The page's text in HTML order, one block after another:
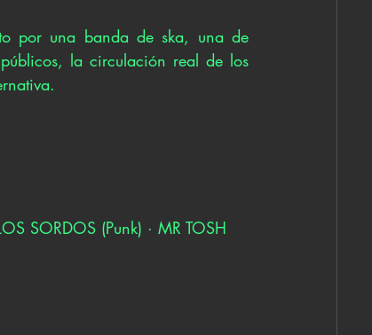
por una banda de ska, una de
la circulación real de los
SORDOS (Punk) · MR TOSH